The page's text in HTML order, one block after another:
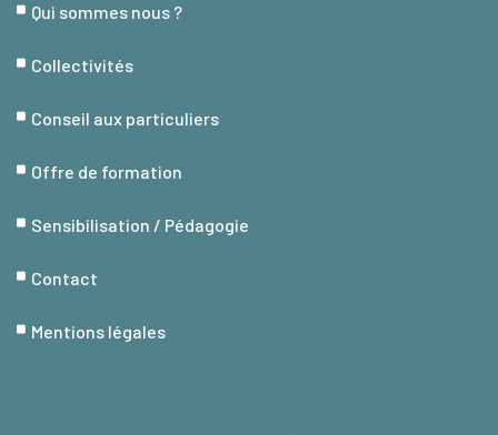
Qui sommes nous ?
Collectivités
Conseil aux particuliers
Offre de formation
Sensibilisation / Pédagogie
Contact
Mentions légales